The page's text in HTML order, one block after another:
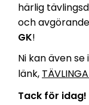
härlig
och
GK!
Ni kan även
länk,
Tack för idag!